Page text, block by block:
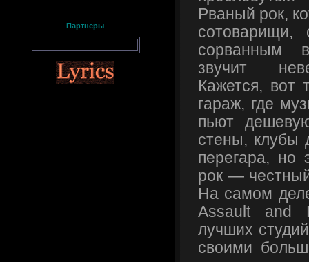
Партнеры
Рваный рок,
сорванным
звучит
Кажется, вот
гараж, где
пьют
стены, клубы
перегара, но
рок —
На самом
Assault and
лучших
своими